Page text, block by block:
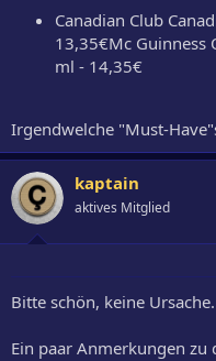
Canadian Club
13,35€Mc Guinness
ml - 14,35€
Irgendwelche "Must-
kaptain
aktives Mitglied
Bitte schön, keine Ursache.
Ein paar Anmerkungen zu